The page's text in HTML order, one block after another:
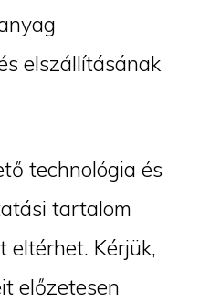
elszállításának
technológia és
tartalom
eltérhet. Kérjük,
előzetesen